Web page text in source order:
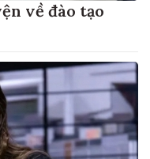
về đào tạo